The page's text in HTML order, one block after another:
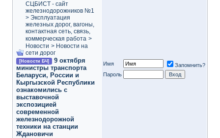
СЦБИСТ - сайт
железнодорожников №1
> Эксплуатация
железных дорог, вагоны,
контактная сеть, связь,
коммерческая работа >
Новости > Новости на
сети дорог
[Новости БЧ]
9 октября
министры транспорта
Беларуси, России и
Кыргызской Республики
ознакомились с
выставочной
экспозицией
современной
железнодорожной
техники на станции
Ждановичи
Имя
Запомнить?
Пароль